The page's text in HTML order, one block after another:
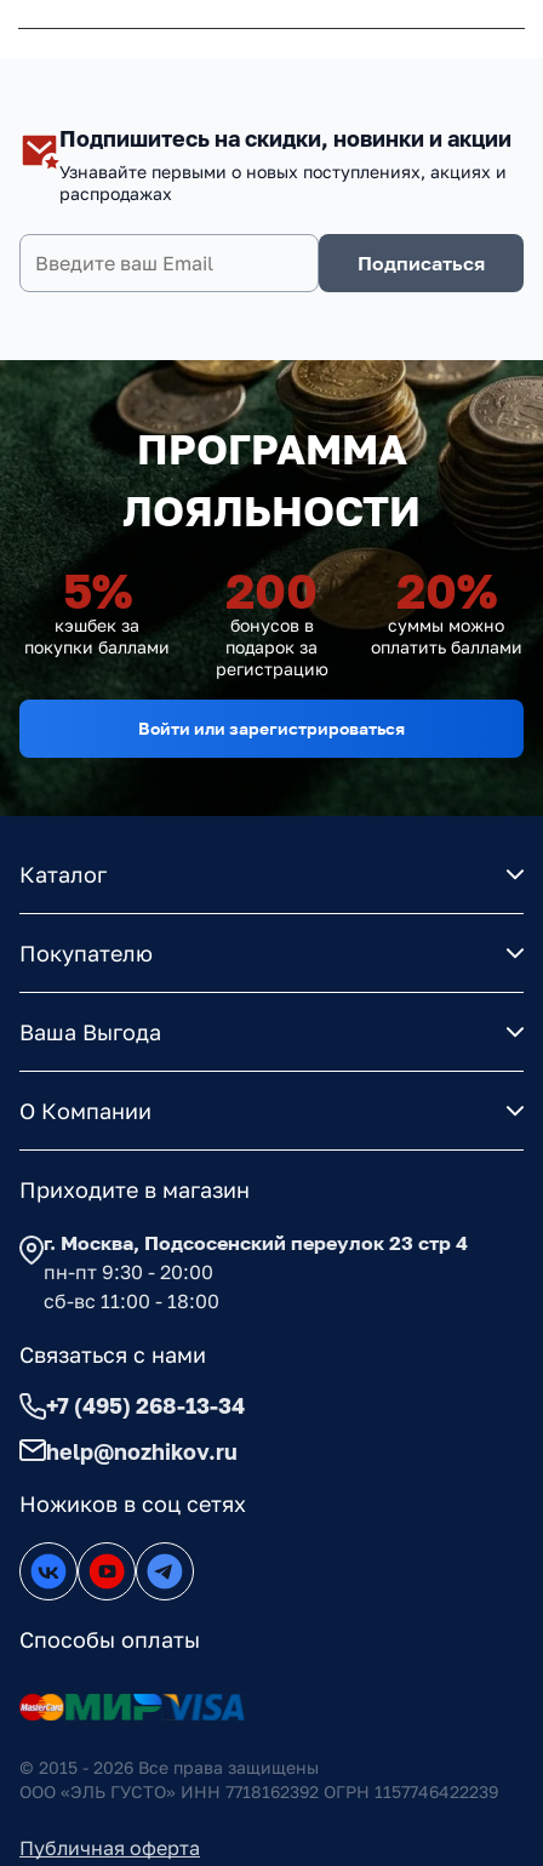
Подпишитесь на скидки, новинки и акции
Узнавайте первыми о новых поступлениях, акциях и
распродажах
Подписаться
ПРОГРАММА
ЛОЯЛЬНОСТИ
5%
кэшбек за
покупки баллами
200
бонусов в
подарок за
регистрацию
20%
суммы можно
оплатить баллами
Войти или зарегистрироваться
Каталог
Покупателю
Ваша Выгода
О Компании
Ножиков в соц сетях
Способы оплаты
Приходите в магазин
г. Москва, Подсосенский переулок 23 стр 4
пн-пт 9:30 - 20:00
сб-вс 11:00 - 18:00
Связаться с нами
+7 (495) 268-13-34
help@nozhikov.ru
© 2015 - 2026 Все права защищены
ООО «ЭЛЬ ГУСТО» ИНН 7718162392 ОГРН 1157746422239
Публичная оферта